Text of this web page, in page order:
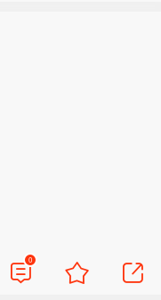
0